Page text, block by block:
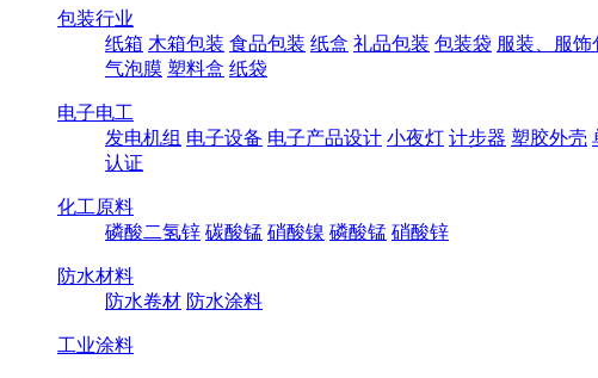
包装行业
纸箱 木箱包装 食品包装 纸盒 礼品包装 包装袋 服装、服饰
气泡膜 塑料盒 纸袋
电子电工
发电机组 电子设备 电子产品设计 小夜灯 计步器 塑胶外壳
认证
化工原料
磷酸二氢锌 碳酸锰 硝酸镍 磷酸锰 硝酸锌
防水材料
防水卷材 防水涂料
工业涂料